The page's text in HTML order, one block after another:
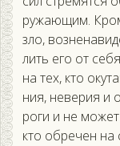
ру­жа­ющим.
зло,
лить его от
на тех, кто
ния, не­верия и
роги и не
кто об­ре­чен на